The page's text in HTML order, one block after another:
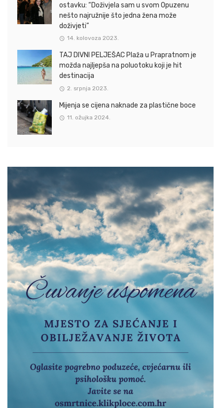
ostavku: “Doživjela sam u svom Opuzenu
nešto najružnije što jedna žena može
doživjeti”
14. kolovoza 2023.
TAJ DIVNI PELJEŠAC Plaža u Prapratnom je
možda najljepša na poluotoku koji je hit
destinacija
2. srpnja 2023.
Mijenja se cijena naknade za plastične boce
11. ožujka 2024.